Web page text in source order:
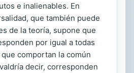
e inalienables. En
que también puede
de la teoría, supone que
por igual a todas
comportan la común
decir, corresponden